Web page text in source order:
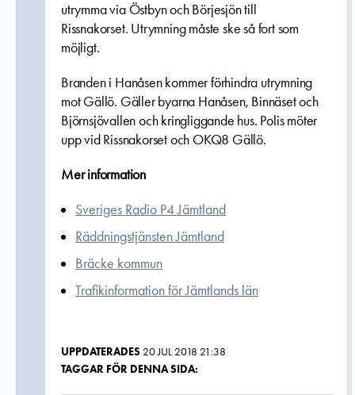
utrymma via Östbyn och Börjesjön till
Rissnakorset. Utrymning måste ske så fort som
möjligt.
Branden i Hanåsen kommer förhindra utrymning
mot Gällö. Gäller byarna Hanåsen, Binnäset och
Björnsjövallen och kringliggande hus. Polis möter
upp vid Rissnakorset och OKQ8 Gällö.
Mer information
Sveriges Radio P4 Jämtland
Räddningstjänsten Jämtland
Bräcke kommun
Trafikinformation för Jämtlands län
UPPDATERADES 20 JUL 2018 21:38
TAGGAR FÖR DENNA SIDA: